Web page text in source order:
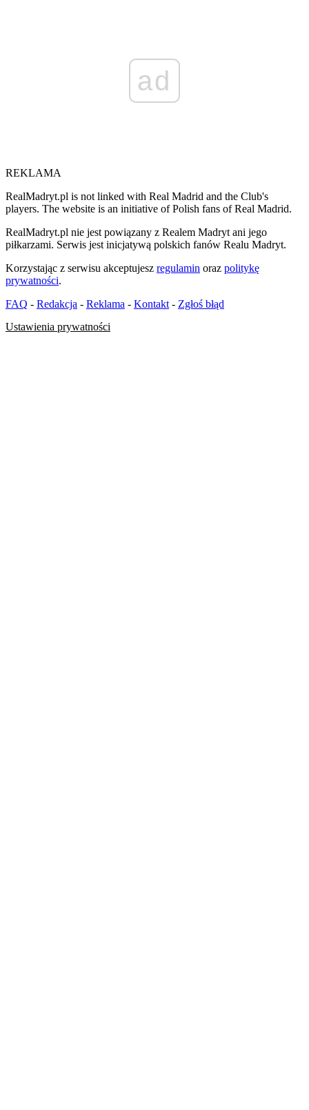
ad
REKLAMA
RealMadryt.pl is not linked with Real Madrid and the Club's
players. The website is an initiative of Polish fans of Real Madrid.
RealMadryt.pl nie jest powiązany z Realem Madryt ani jego
piłkarzami. Serwis jest inicjatywą polskich fanów Realu Madryt.
Korzystając z serwisu akceptujesz regulamin oraz politykę
prywatności.
FAQ - Redakcja - Reklama - Kontakt - Zgłoś błąd
Ustawienia prywatności